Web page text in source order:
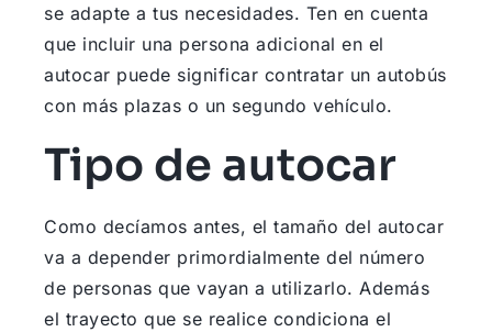
se adapte a tus necesidades. Ten en cuenta
que incluir una persona adicional en el
autocar puede significar contratar un autobús
con más plazas o un segundo vehículo.
Tipo de autocar
Como decíamos antes, el tamaño del autocar
va a depender primordialmente del número
de personas que vayan a utilizarlo. Además
el trayecto que se realice condiciona el